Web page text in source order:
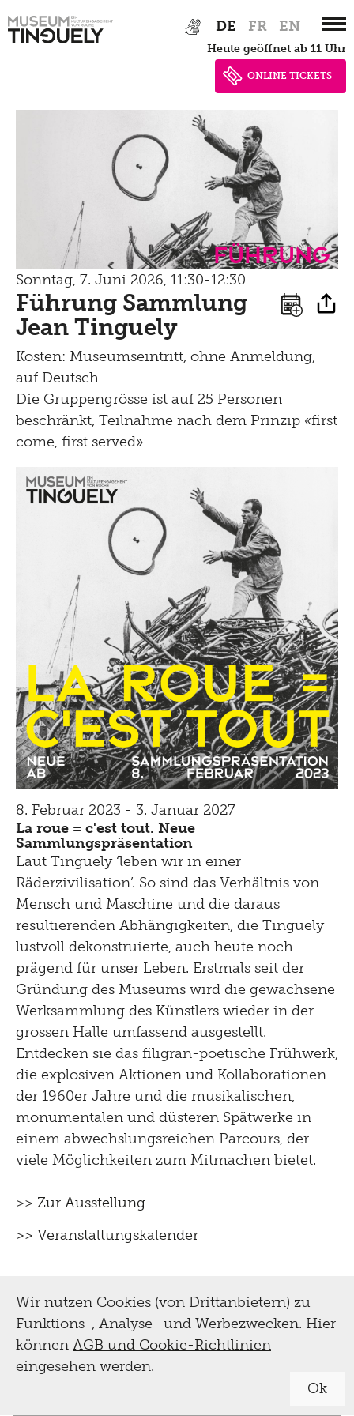
Hauptnavigation
to
DE FR EN
heute geöffnet ab 11 Uhr
ONLINE TICKETS
Lernen
Newsletter
Menu
Brunch
Late Thursday Menu
Führung
Sonntag, 7. Juni 2026, 11:30-12:30
Führung Sammlung
Jean Tinguely
Kosten: Museumseintritt, ohne Anmeldung,
auf Deutsch
Die Gruppengrösse ist auf 25 Personen
beschränkt, Teilnahme nach dem Prinzip «first
come, first served»
8. Februar 2023 - 3. Januar 2027
La roue = c'est tout. Neue
Sammlungspräsentation
Laut Tinguely ‘leben wir in einer
Räderzivilisation’. So sind das Verhältnis von
Mensch und Maschine und die daraus
resultierenden Abhängigkeiten, die Tinguely
lustvoll dekonstruierte, auch heute noch
prägend für unser Leben. Erstmals seit der
Gründung des Museums wird die gewachsene
Werksammlung des Künstlers wieder in der
grossen Halle umfassend ausgestellt.
Entdecken sie das filigran-poetische Frühwerk,
die explosiven Aktionen und Kollaborationen
der 1960er Jahre und die musikalischen,
monumentalen und düsteren Spätwerke in
einem abwechslungsreichen Parcours, der
viele Möglichkeiten zum Mitmachen bietet.
>> Zur Ausstellung
>> Veranstaltungskalender
Wir nutzen Cookies (von Drittanbietern) zu
Funktions-, Analyse- und Werbezwecken. Hier
können AGB und Cookie-Richtlinien
eingesehen werden.
Ok